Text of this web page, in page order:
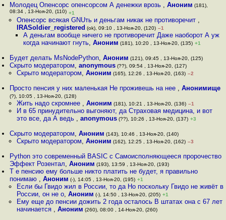
Молодец Опенсорс опенсорсом А денежки врозь ,Аноним (181),
08:34 , 13-Ноя-20, (110) +1
Опенсорс всякая GNUть и деньгам никак не противоречит ,
IRASoldier_registered (ok), 09:10 , 13-Ноя-20, (120) –1
А деньгам вообще ничего не противоречит Даже наоборот А уж
когда начинают гнуть, Аноним (181), 10:20 , 13-Ноя-20, (135) +1
Будeт делать MsNodePython,Аноним (121), 09:45 , 13-Ноя-20, (125)
Скрыто модератором,anonymous (??), 09:54 , 13-Ноя-20, (127)
Скрыто модератором, Аноним (165), 12:26 , 13-Ноя-20, (163) –2
Просто пенсия у них маленькая Не проживешь на нее ,Анонимище
(?), 10:05 , 13-Ноя-20, (128)
Жить надо скромнее , Аноним (181), 10:21 , 13-Ноя-20, (136) –1
И в 65 принудительно выгоняют, да Страховая медицина, и вот
это все, да А ведь , anonymous(??), 10:26 , 13-Ноя-20, (137) +3
Скрыто модератором,Аноним (143), 10:46 , 13-Ноя-20, (140)
Скрыто модератором, Аноним (162), 12:25 , 13-Ноя-20, (162) –3
Python это современный BASIC с Самоисполняющееся пророчество
Эффект Розентал,Аноним (193), 13:59 , 13-Ноя-20, (193)
Т е пенсию ему больше никто платить не будет, я правильно
понимаю ,Аноним (-), 14:05 , 13-Ноя-20, (195) +1
Если бы Гвидо жил в России, то да Но поскольку Гвидо не живёт в
России, он не о, Аноним (-), 14:50 , 13-Ноя-20, (205) +1
Ему еще до пенсии дожить 2 года осталось В штатах она с 67 лет
начинается , Аноним (260), 08:00 , 14-Ноя-20, (260)